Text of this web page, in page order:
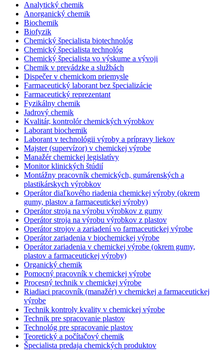
Analytický chemik
Anorganický chemik
Biochemik
Biofyzik
Chemický špecialista biotechnológ
Chemický špecialista technológ
Chemický špecialista vo výskume a vývoji
Chemik v prevádzke a službách
Dispečer v chemickom priemysle
Farmaceutický laborant bez špecializácie
Farmaceutický reprezentant
Fyzikálny chemik
Jadrový chemik
Kvalitár, kontrolór chemických výrobkov
Laborant biochemik
Laborant v technológii výroby a prípravy liekov
Majster (supervízor) v chemickej výrobe
Manažér chemickej legislatívy
Monitor klinických štúdií
Montážny pracovník chemických, gumárenských a
plastikárskych výrobkov
Operátor diaľkového riadenia chemickej výroby (okrem
gumy, plastov a farmaceutickej výroby)
Operátor stroja na výrobu výrobkov z gumy
Operátor stroja na výrobu výrobkov z plastov
Operátor strojov a zariadení vo farmaceutickej výrobe
Operátor zariadenia v biochemickej výrobe
Operátor zariadenia v chemickej výrobe (okrem gumy,
plastov a farmaceutickej výroby)
Organický chemik
Pomocný pracovník v chemickej výrobe
Procesný technik v chemickej výrobe
Riadiaci pracovník (manažér) v chemickej a farmaceutickej
výrobe
Technik kontroly kvality v chemickej výrobe
Technik pre spracovanie plastov
Technológ pre spracovanie plastov
Teoretický a počítačový chemik
Špecialista predaja chemických produktov